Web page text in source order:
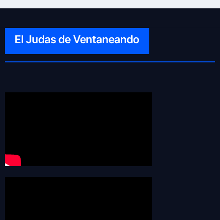
El Judas de Ventaneando